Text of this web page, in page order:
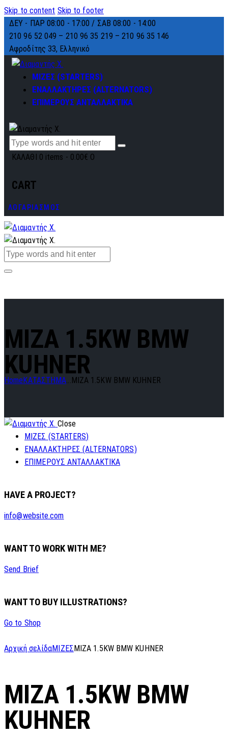
Skip to content Skip to footer
ΔΕΥ - ΠΑΡ 08:00 - 17:00 / ΣΑΒ 08:00 - 14:00
210 96 52 049 – 210 96 35 219 –210 96 35 146
Αφροδίτης 33, Ελληνικό
ΜΙΖΕΣ (STARTERS)
ΕΝΑΛΛΑΚΤΗΡΕΣ (ALTERNATORS)
ΕΠΙΜΕΡΟΥΣ ΑΝΤΑΛΛΑΚΤΙΚΑ
ΚΑΛΑΘΙ 0 items - 0.00€ 0
CART
ΛΟΓΑΡΙΑΣΜΟΣ
MIZA 1.5KW BMW
KUHNER
Home ΚΑΤΑΣΤΗΜΑ... MIZA 1.5KW BMW KUHNER
Close
ΜΙΖΕΣ (STARTERS)
ΕΝΑΛΛΑΚΤΗΡΕΣ (ALTERNATORS)
ΕΠΙΜΕΡΟΥΣ ΑΝΤΑΛΛΑΚΤΙΚΑ
HAVE A PROJECT?
info@website.com
WANT TO WORK WITH ME?
Send Brief
WANT TO BUY ILLUSTRATIONS?
Go to Shop
Αρχική σελίδαΜΙΖΕΣ MIZA 1.5KW BMW KUHNER
MIZA 1.5KW BMW
KUHNER